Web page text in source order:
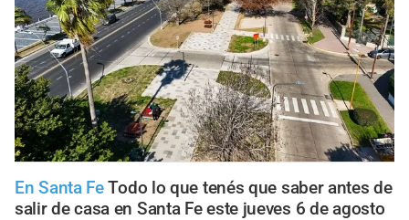
En Santa Fe Todo lo que tenés que saber antes de
salir de casa en Santa Fe este jueves 6 de agosto